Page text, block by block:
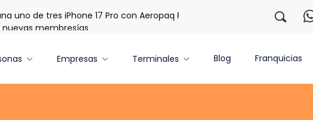
uno de tres iPhone 17 Pro con Aeropaq Prime
¡Regístrate con
membresías
Empresas Terminales Blog Franquicias